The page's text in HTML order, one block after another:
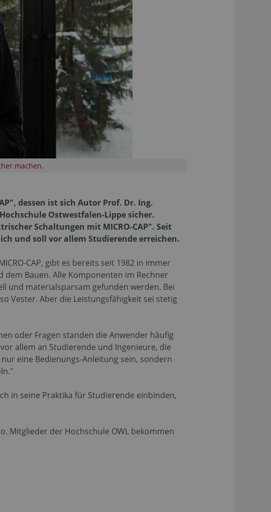
machen.
dessen ist sich Autor Prof. Dr. Ing.
Ostwestfalen-Lippe sicher.
Schaltungen mit MICRO-CAP". Seit
und soll vor allem Studierende erreichen.
CAP, gibt es bereits seit 1982 in immer
Bauen. Alle Komponenten im Rechner
und materialsparsam gefunden werden. Bei
Vester. Aber die Leistungsfähigkeit sei stetig
oder Fragen standen die Anwender häufig
allem an Studierende und Ingenieure, die
eine Bedienungs-Anleitung sein, sondern
in seine Praktika für Studierende einbinden,
Mitglieder der Hochschule OWL bekommen